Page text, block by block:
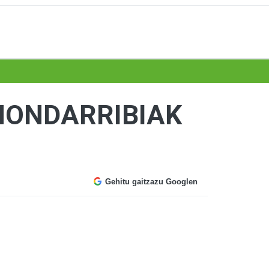
Gehitu gaitzazu Googlen